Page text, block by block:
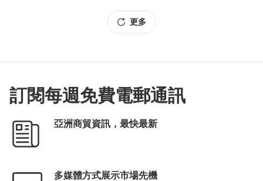
更多
訂閱每週免費電郵通訊
亞洲商貿資訊，最快最新
多媒體方式展示市場先機